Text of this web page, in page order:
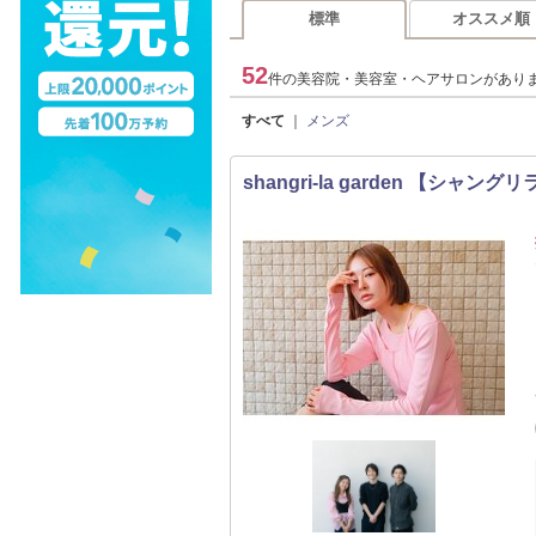
標準 オススメ順
52件の美容院・美容室・ヘアサロンがあり
すべて メンズ
shangri-la garden 【シャングリ